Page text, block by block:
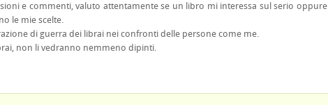
e commenti, valuto attentamente se un libro mi interessa sul serio oppure
le mie scelte.
di guerra dei librai nei confronti delle persone come me.
non li vedranno nemmeno dipinti.